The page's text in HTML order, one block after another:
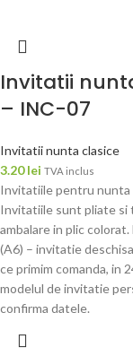
Invitatii
– INC-07
Invitatii nunta clasice
3.20lei TVA inclus
Invitatiile pentru nunta
Invitatiile sunt pliate si
ambalare in plic
(A6) – invitatie
ce primim comanda, in
modelul de invitatie
confirma datele.